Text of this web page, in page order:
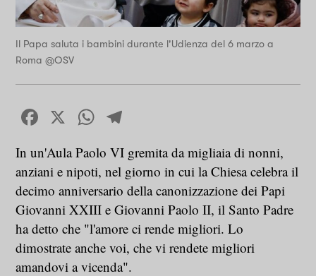
Il Papa saluta i bambini durante l'Udienza del 6 marzo a
Roma @OSV
Facebook
X WhatsApp
In un'Aula Paolo VI gremita da migliaia di nonni,
anziani e nipoti, nel giorno in cui la Chiesa celebra il
decimo anniversario della canonizzazione dei Papi
Giovanni XXIII e Giovanni Paolo II, il Santo Padre
ha detto che "l'amore ci rende migliori. Lo
dimostrate anche voi, che vi rendete migliori
amandovi a vicenda".